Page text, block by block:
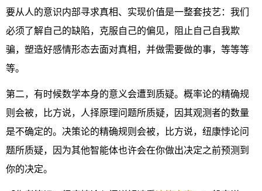
要从人的意识内部寻求真相、实现价值是一整套技艺：我们
必须了解自己的缺陷，克服自己的偏见，阻止自己自我欺
骗，塑造好感情形态去面对真相，并做需要做的事，等等等
等。
第二，有时候数学本身的意义会遭到质疑。概率论的精确规
则会被，比方说，人择原理问题所质疑，因其观测者的数量
是不确定的。决策论的精确规则会被，比方说，纽康悖论问
题所质疑，因为其他智能体也许会在你做出决定之前预测到
你的决定。